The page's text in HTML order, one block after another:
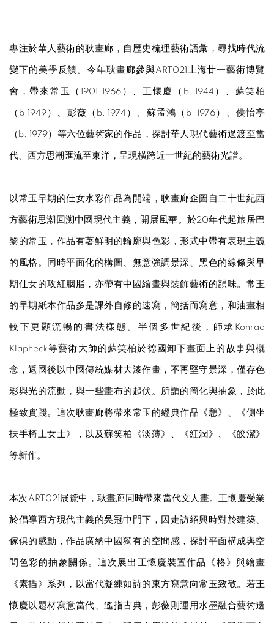
專注於華人藝術的耿畫廊，自歷史梳理藝術語彙，尋找時代流
變下的美學反饋。今年耿畫廊參與ART021上海廿一藝術博覽
會，帶來常玉（1901-1966）、王懷慶（b. 1944）、蘇笑柏
（b.1949）、彭薇（b. 1974）、蘇孟鴻（b. 1976）、侯怡亭
（b. 1979）等六位藝術家的作品，探討華人現代藝術過渡至當
代、西方思潮匯流至東洋，呈現橫跨近一世紀的藝術光譜。
以常玉早期的仕女水彩作品為開端，耿畫廊企圖自二十世紀西
方藝術思潮回溯中國現代主義，開展風華。於20年代起旅居巴
黎的常玉，作品有著鮮明的輪廓與色彩，形式中帶有表現主義
的風格。同時平面化的構圖、無意強調景深、黑色的線條與早
期仕女的玫紅胭脂，亦帶有中國繪畫與裝飾藝術的韻味。常玉
的早期紙本作品多是課外自修的速寫，簡括而寫意，和油畫相
較下更顯流暢的書法樣態。半個多世紀後，師承Konrad
Klapheck等藝術大師的蘇笑柏於德國卸下畫面上的故事與概
念，返國後以中國傳統媒材大漆作畫，不再堅守景深，僅存色
彩與光的流動，與一些畫布的起伏。所謂的簡化與抽象，於此
極致實踐。這次耿畫廊將帶來常玉的經典作品《憩》、《側坐
扶手椅上女士》，以及蘇笑柏《淡薄》、《紅潤》、《皎潔》
等新作。
本次ART021展覽中，耿畫廊同時帶來當代文人畫。王懷慶受業
於倡導西方現代主義的吳冠中門下，因走訪紹興時對於建築、
傢俱的感動，作品廣納中國獨有的空間感，探討平面構成與空
間色彩的抽象關係。這次展出王懷慶裝置作品《格》與繪畫
《素描》系列，以當代凝練如詩的東方寫意向常玉致敬。若王
懷慶以題材寫意當代、遙指古典，彭薇則運用水墨融合藝術邊